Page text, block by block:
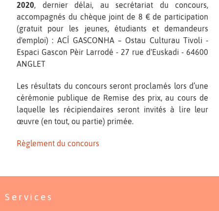
2020, dernier délai, au secrétariat du concours,
accompagnés du chèque joint de 8 € de participation
(gratuit pour les jeunes, étudiants et demandeurs
d'emploi) : ACÍ GASCONHA – Ostau Culturau Tivoli -
Espaci Gascon Pèir Larrodé - 27 rue d'Euskadi - 64600
ANGLET
Les résultats du concours seront proclamés lors d’une
cérémonie publique de Remise des prix, au cours de
laquelle les récipiendaires seront invités à lire leur
œuvre (en tout, ou partie) primée.
Règlement du concours
Services